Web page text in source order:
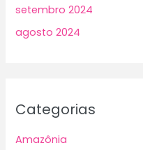
setembro 2024
agosto 2024
Categorias
Amazônia